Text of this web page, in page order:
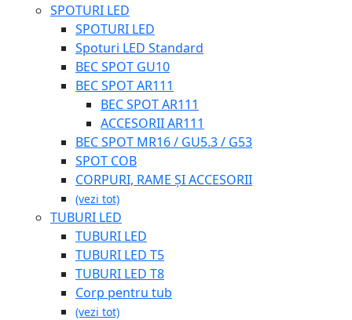
SPOTURI LED
SPOTURI LED
Spoturi LED Standard
BEC SPOT GU10
BEC SPOT AR111
BEC SPOT AR111
ACCESORII AR111
BEC SPOT MR16 / GU5.3 / G53
SPOT COB
CORPURI, RAME ȘI ACCESORII
(vezi tot)
TUBURI LED
TUBURI LED
TUBURI LED T5
TUBURI LED T8
Corp pentru tub
(vezi tot)